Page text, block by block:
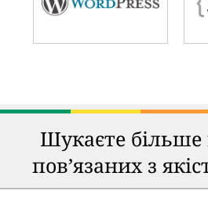
Шукаєте більше
пов’язаних з